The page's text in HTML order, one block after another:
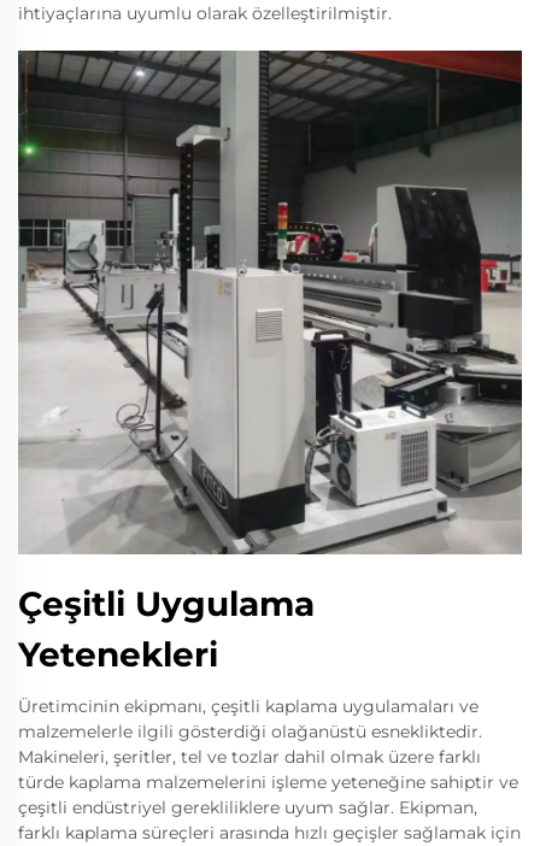
ihtiyaçlarına uyumlu olarak özelleştirilmiştir.
Çeşitli Uygulama
Yetenekleri
Üretimcinin ekipmanı, çeşitli kaplama uygulamaları ve
malzemelerle ilgili gösterdiği olağanüstü esnekliktedir.
Makineleri, şeritler, tel ve tozlar dahil olmak üzere farklı
türde kaplama malzemelerini işleme yeteneğine sahiptir ve
çeşitli endüstriyel gerekliliklere uyum sağlar. Ekipman,
farklı kaplama süreçleri arasında hızlı geçişler sağlamak için